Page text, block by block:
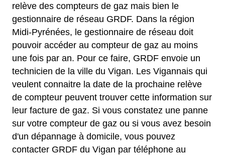
relève des compteurs de gaz mais bien le
gestionnaire de réseau GRDF. Dans la région
Midi-Pyrénées, le gestionnaire de réseau doit
pouvoir accéder au compteur de gaz au moins
une fois par an. Pour ce faire, GRDF envoie un
technicien de la ville du Vigan. Les Vigannais qui
veulent connaitre la date de la prochaine relève
de compteur peuvent trouver cette information sur
leur facture de gaz. Si vous constatez une panne
sur votre compteur de gaz ou si vous avez besoin
d'un dépannage à domicile, vous pouvez
contacter GRDF du Vigan par téléphone au